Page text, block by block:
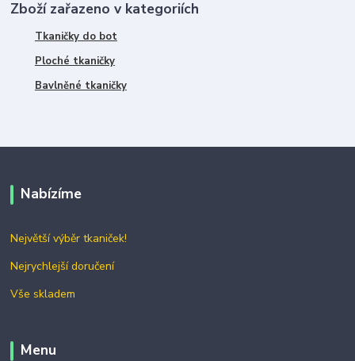
Zboží zařazeno v kategoriích
Tkaničky do bot
Ploché tkaničky
Bavlněné tkaničky
Nabízíme
Největší výběr tkaniček!
Nejrychlejší doručení
Vše skladem
Menu